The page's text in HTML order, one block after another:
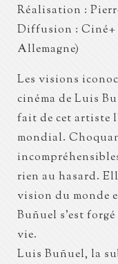
Réalisation :
Diffusion : Ciné+
Allemagne)
Les visions
cinéma de Luis
fait de cet artiste
mondial.
rien au hasard.
vision du monde
Buñuel s’est
vie.
Luis Buñuel, la